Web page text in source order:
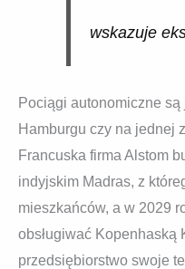
wskazuje
Pociągi autonomiczne
Hamburgu czy na jednej
Francuska firma Alstom
indyjskim Madras, z
mieszkańców, a w 2029
obsługiwać
przedsiębiorstwo swoje